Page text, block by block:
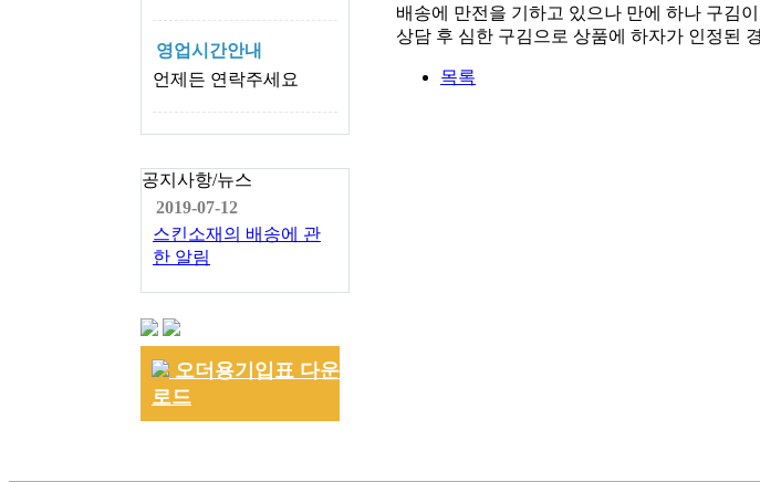
영업시간안내
언제든 연락주세요
공지사항/뉴스
2019-07-12
스킨소재의 배송에 관
한 알림
오더용기입표 다운
로드
배송에 만전을 기하고 있으나 만에 하나 구김
상담 후 심한 구김으로 상품에 하자가 인정된
목록